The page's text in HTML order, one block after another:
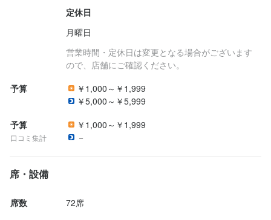
定休日
月曜日
営業時間・定休日は変更となる場合がございます
ので、店舗にご確認ください。
予算
￥1,000～￥1,999
￥5,000～￥5,999
予算
口コミ集計
￥1,000～￥1,999
－
席・設備
席数 72席